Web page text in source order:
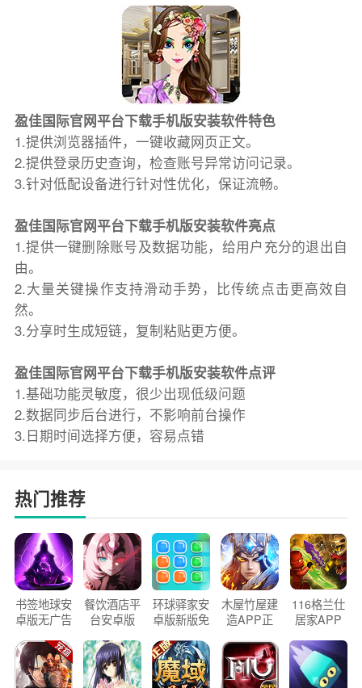
盈佳国际官网平台下载手机版安装软件特色
1.提供浏览器插件，一键收藏网页正文。
2.提供登录历史查询，检查账号异常访问记录。
3.针对低配设备进行针对性优化，保证流畅。
盈佳国际官网平台下载手机版安装软件亮点
1.提供一键删除账号及数据功能，给用户充分的退出自
由。
2.大量关键操作支持滑动手势，比传统点击更高效自
然。
3.分享时生成短链，复制粘贴更方便。
盈佳国际官网平台下载手机版安装软件点评
1.基础功能灵敏度，很少出现低级问题
2.数据同步后台进行，不影响前台操作
3.日期时间选择方便，容易点错
热门推荐
书签地球安
卓版无广告
餐饮酒店平
台安卓版
环球驿家安
卓版新版免
木屋竹屋建
造APP正
116格兰仕
居家APP